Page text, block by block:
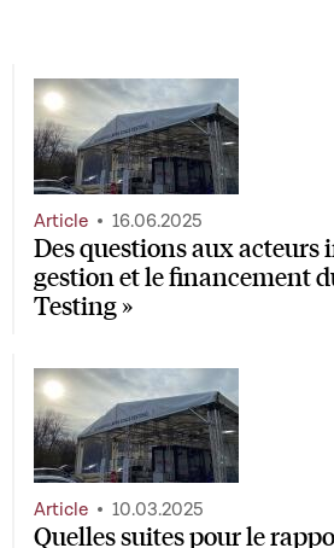
Des questions aux acteurs
gestion et le financement
Testing »
Article 16.06.2025
Quelles suites pour le
Article 10.03.2025